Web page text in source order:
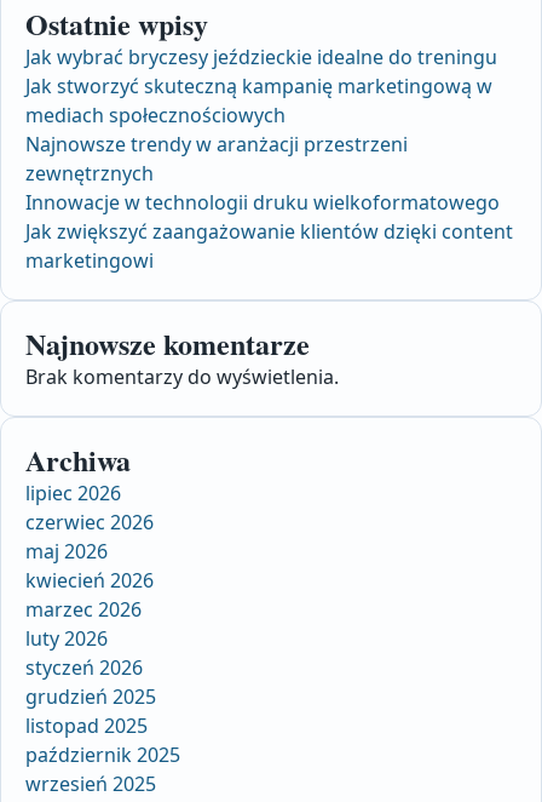
Ostatnie wpisy
Jak wybrać bryczesy jeździeckie idealne do treningu
Jak stworzyć skuteczną kampanię marketingową w
mediach społecznościowych
Najnowsze trendy w aranżacji przestrzeni
zewnętrznych
Innowacje w technologii druku wielkoformatowego
Jak zwiększyć zaangażowanie klientów dzięki content
marketingowi
Najnowsze komentarze
Brak komentarzy do wyświetlenia.
Archiwa
lipiec 2026
czerwiec 2026
maj 2026
kwiecień 2026
marzec 2026
luty 2026
styczeń 2026
grudzień 2025
listopad 2025
październik 2025
wrzesień 2025